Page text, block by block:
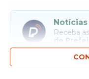
Receba
de